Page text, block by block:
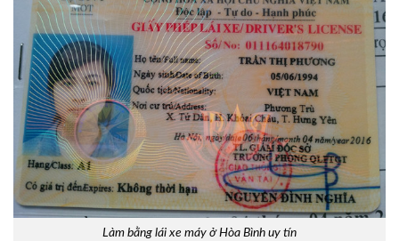
Làm bằng lái xe máy ở Hòa Bình uy tín